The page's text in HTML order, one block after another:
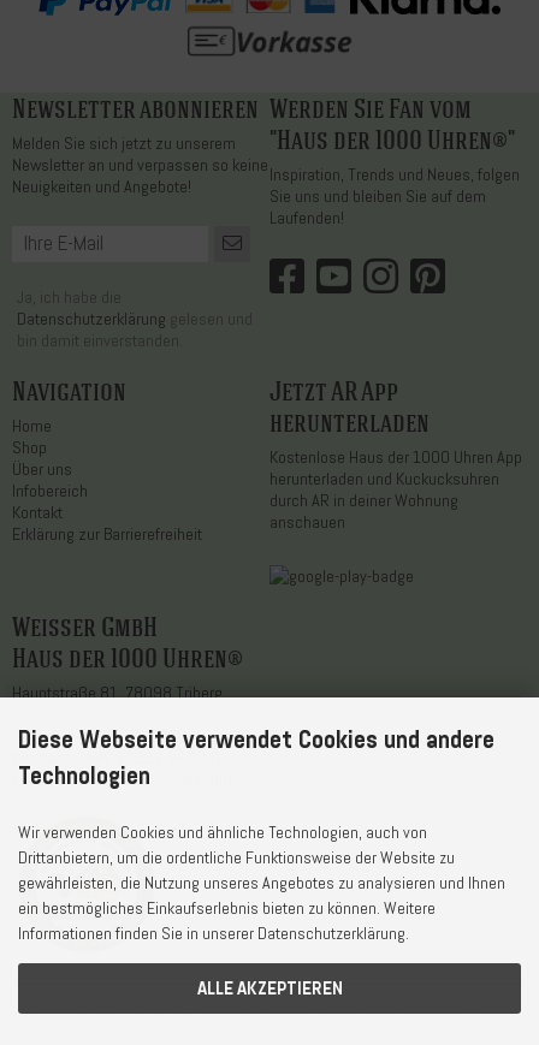
Newsletter abonnieren
Melden Sie sich jetzt zu unserem
Newsletter an und verpassen so keine
Neuigkeiten und Angebote!
Ja, ich habe die
Datenschutzerklärung gelesen und
bin damit einverstanden.
Werden Sie Fan vom
"Haus der 1000 Uhren®"
Inspiration, Trends und Neues, folgen
Sie uns und bleiben Sie auf dem
Laufenden!
Navigation
Home
Shop
Über uns
Infobereich
Kontakt
Erklärung zur Barrierefreiheit
Jetzt AR App
herunterladen
Kostenlose Haus der 1000 Uhren App
herunterladen und Kuckucksuhren
durch AR in deiner Wohnung
anschauen
Weisser GmbH
Haus der 1000 Uhren®
Hauptstraße 81, 78098 Triberg
Telefon+49 7722 / 9630-0
E-Mailservice@1000uhren.com
Lieferzeit und Versandkosten
© Weisser GmbH - Haus der 1000 Uhren®
Diese Webseite verwendet Cookies und andere
Technologien
Wir verwenden Cookies und ähnliche Technologien, auch von
Drittanbietern, um die ordentliche Funktionsweise der Website zu
gewährleisten, die Nutzung unseres Angebotes zu analysieren und Ihnen
ein bestmögliches Einkaufserlebnis bieten zu können. Weitere
Informationen finden Sie in unserer Datenschutzerklärung.
ALLE AKZEPTIEREN